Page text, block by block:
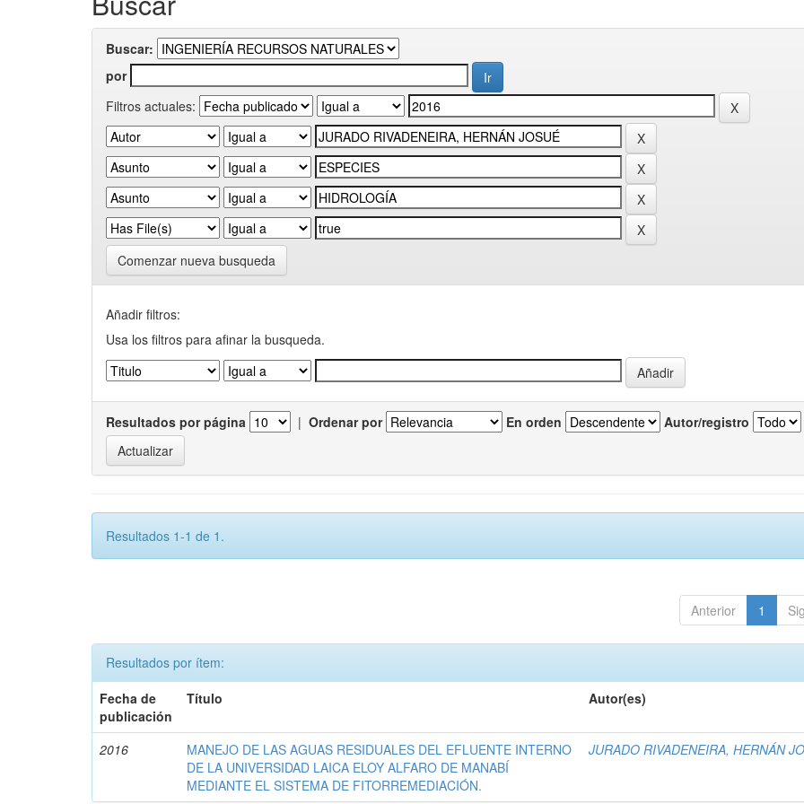
Buscar:
por
Filtros actuales:
Comenzar nueva busqueda
Añadir filtros:
Usa los filtros para afinar la busqueda.
Resultados por página | Ordenar por En orden Autor/registro
Resultados 1-1 de 1.
Anterior 1
Resultados por ítem:
Fecha de
publicación
Título Autor(es)
2016
MANEJO DE LAS AGUAS RESIDUALES DEL EFLUENTE INTERNO
DE LA UNIVERSIDAD LAICA ELOY ALFARO DE MANABÍ
MEDIANTE EL SISTEMA DE FITORREMEDIACIÓN.
JURADO RIVADENEIRA, HERNÁN